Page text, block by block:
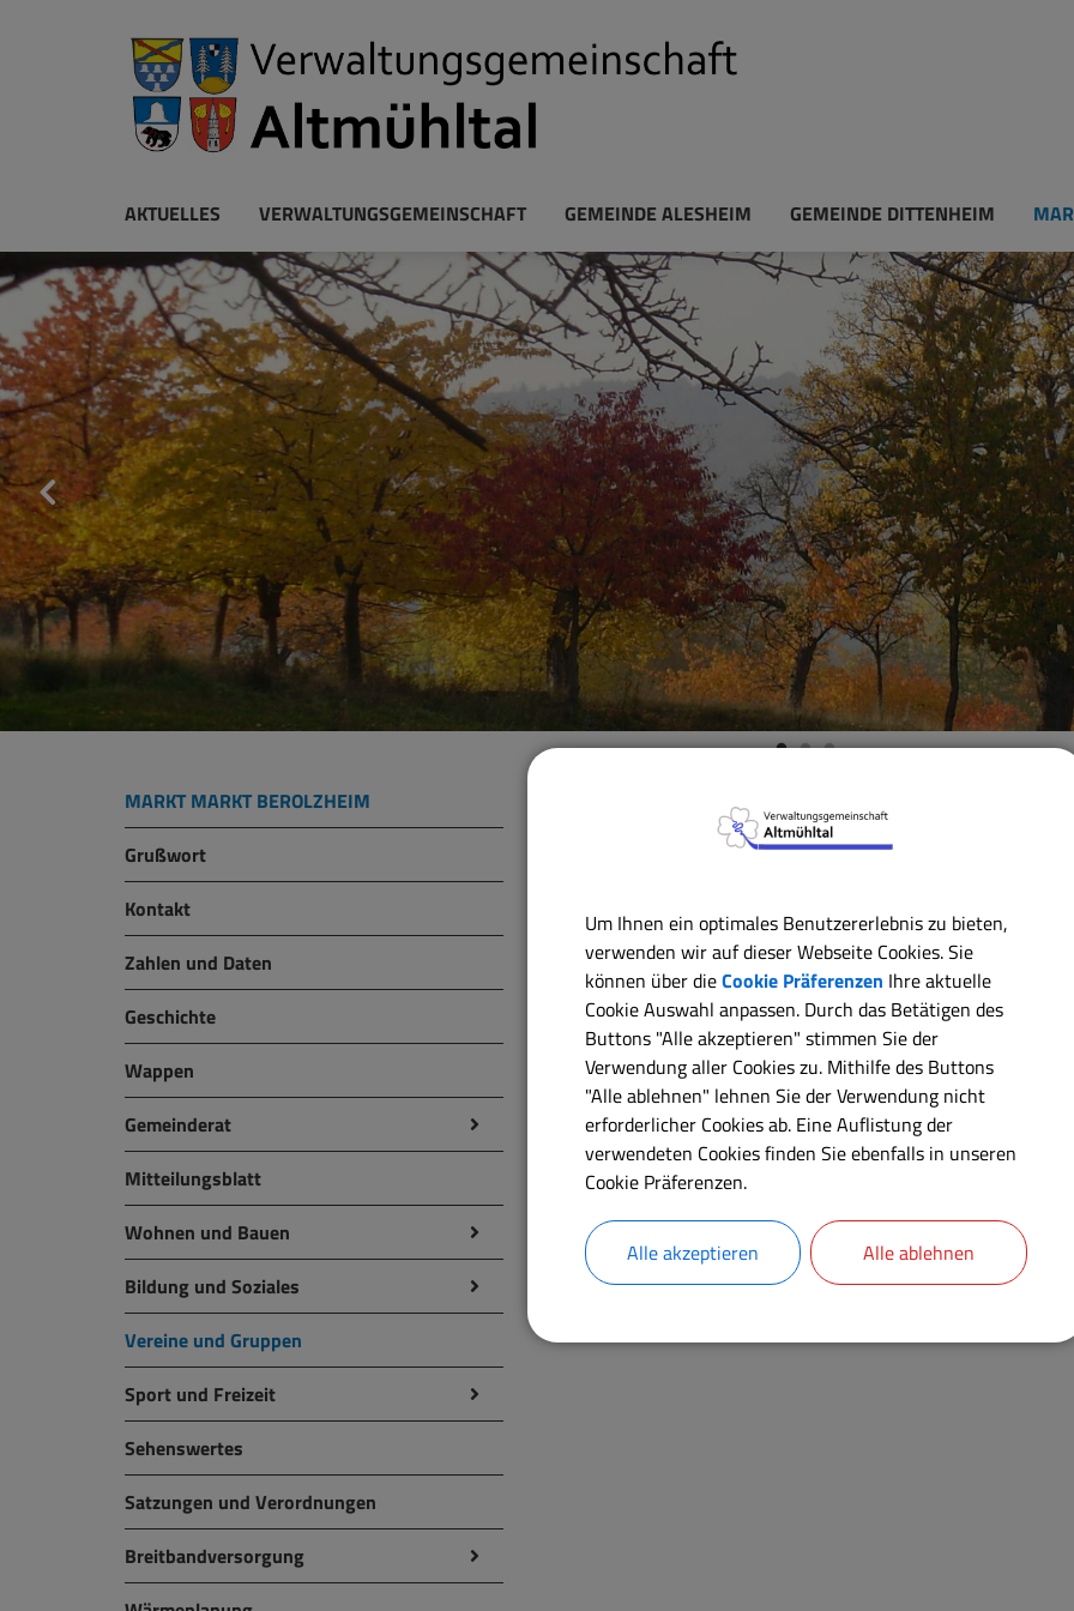
AKTUELLES VERWALTUNGSGEMEINSCHAFT GEMEINDE ALESHEIM GEMEINDE DITTENHEIM
MARKT MARKT BEROLZHEIM
Grußwort
Kontakt
Zahlen und Daten
Geschichte
Wappen
Gemeinderat
Mitteilungsblatt
Wohnen und Bauen
Bildung und Soziales
Vereine und Gruppen
Sport und Freizeit
Sehenswertes
Satzungen und Verordnungen
Breitbandversorgung
Verwaltungsgemeinschaft Markt Markt Berolzheim
VEREINE MARKT BEROLZHEIM
VdK, Ortsgruppe
Kontakt:
FrauAnitaNowak
Anschrift
Heidenheimer Weg6
91801Markt Berolzheim
Um Ihnen ein optimales Benutzererlebnis zu bieten,
verwenden wir auf dieser Webseite Cookies. Sie
können über dieCookie Präferenzen Ihre aktuelle
Cookie Auswahl anpassen. Durch das Betätigen des
Buttons "Alle akzeptieren" stimmen Sie der
Verwendung aller Cookies zu. Mithilfe des Buttons
"Alle ablehnen" lehnen Sie der Verwendung nicht
erforderlicher Cookies ab. Eine Auflistung der
verwendeten Cookies finden Sie ebenfalls in unseren
Cookie Präferenzen.
Alle akzeptieren Alle ablehnen